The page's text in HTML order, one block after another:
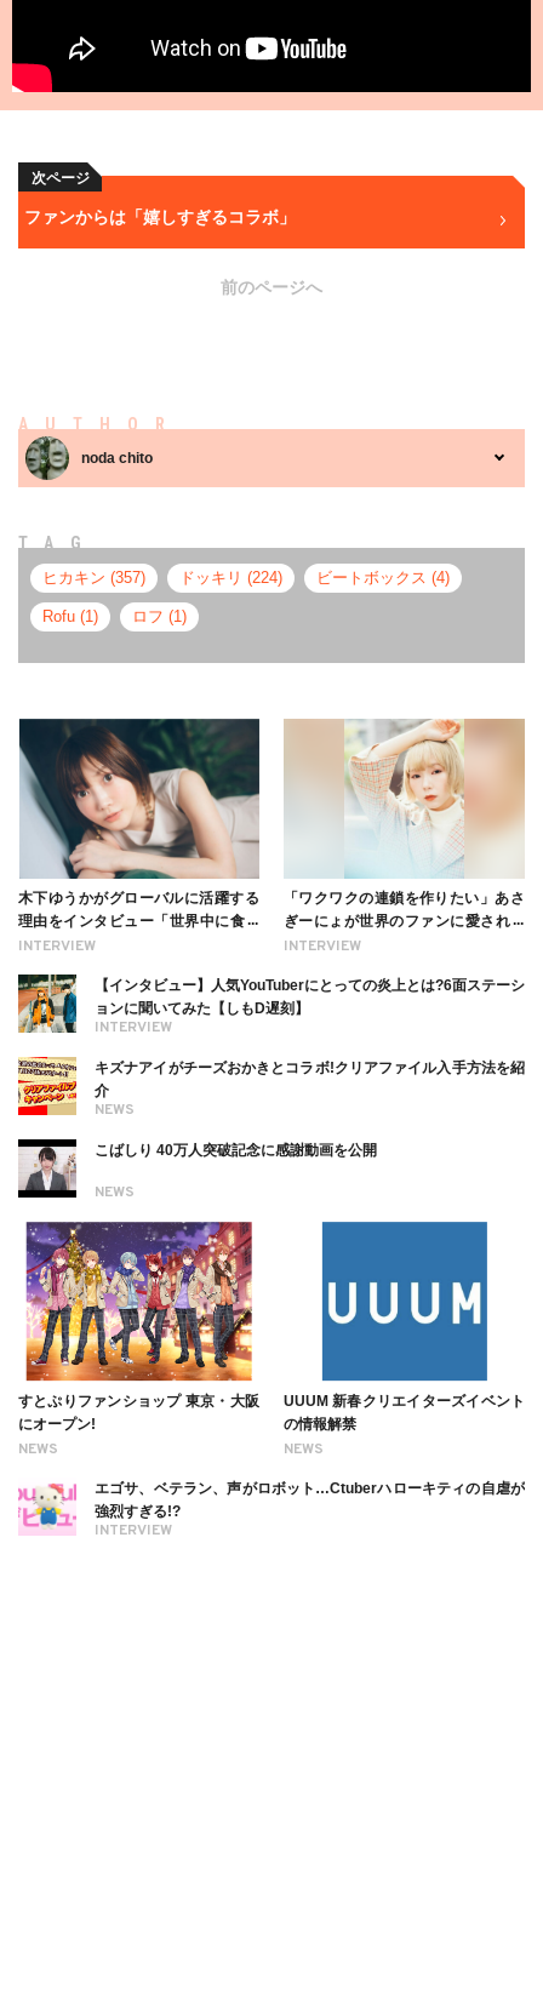
次ページ
ファンからは「嬉しすぎるコラボ」
前のページへ
AUTHOR
noda chito
TAG
ヒカキン (357) ドッキリ (224) ビートボックス (4)
Rofu (1) ロフ (1)
INTERVIEW
木下ゆうかがグローバルに活躍する
理由をインタビュー「世界中に食べ
る幸せを伝えたい」新事務所加入に
INTERVIEW
「ワクワクの連鎖を作りたい」あさ
ぎーにょが世界のファンに愛される
理由【インタビュー】
INTERVIEW
【インタビュー】人気YouTuberにとっての炎上とは?6面ステーシ
ョンに聞いてみた【しもD遅刻】
NEWS
キズナアイがチーズおかきとコラボ!クリアファイル入手方法を紹
介
NEWS
こばしり 40万人突破記念に感謝動画を公開
NEWS
すとぷりファンショップ 東京・大阪
にオープン!
NEWS
UUUM 新春クリエイターズイベント
の情報解禁
INTERVIEW
エゴサ、ベテラン、声がロボット…Ctuberハローキティの自虐が
強烈すぎる!?